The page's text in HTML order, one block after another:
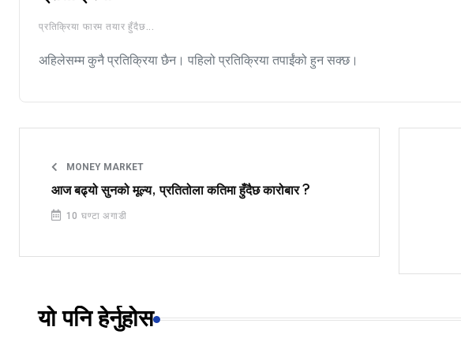
प्रतिक्रिया फारम तयार हुँदैछ...
अहिलेसम्म कुनै प्रतिक्रिया छैन। पहिलो प्रतिक्रिया तपाईंको हुन सक्छ।
MONEY MARKET
आज बढ्यो सुनको मूल्य, प्रतितोला कतिमा हुँदैछ कारोबार ?
10 घण्टा अगाडी
यो पनि हेर्नुहोस